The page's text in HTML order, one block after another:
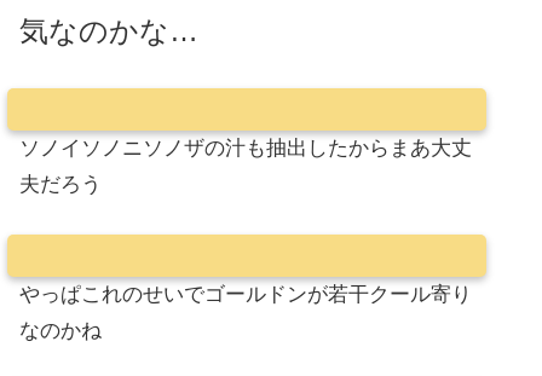
気なのかな…
ソノイソノニソノザの汁も抽出したからまあ大丈
夫だろう
やっぱこれのせいでゴールドンが若干クール寄り
なのかね